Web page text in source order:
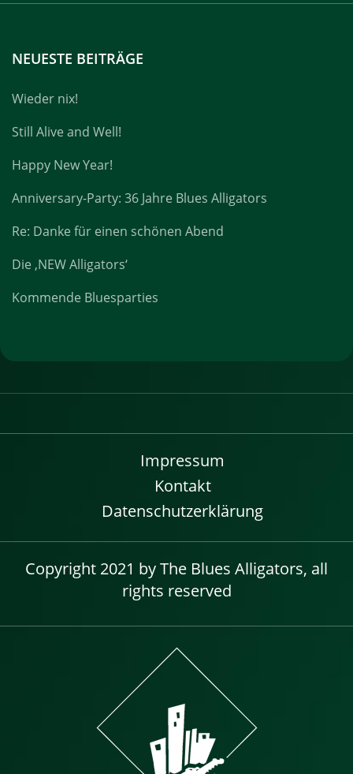
NEUESTE BEITRÄGE
Wieder nix!
Still Alive and Well!
Happy New Year!
Anniversary-Party: 36 Jahre Blues Alligators
Re: Danke für einen schönen Abend
Die ‚NEW Alligators‘
Kommende Bluesparties
Impressum
Kontakt
Datenschutzerklärung
Copyright 2021 by The Blues Alligators, all
rights reserved